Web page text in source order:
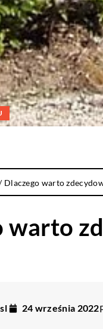
Dlaczego warto
warto
24 września 2022